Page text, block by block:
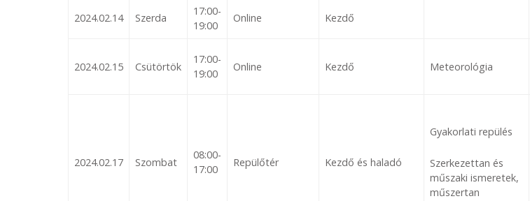
2024.02.14 Szerda
17:00-
19:00
Online Kezdő
2024.02.15 Csütörtök
17:00-
19:00
Online Kezdő Meteorológia
2024.02.17 Szombat
08:00-
17:00
Repülőtér Kezdő és haladó
Gyakorlati repülés
Szerkezettan és
műszaki ismeretek,
műszertan